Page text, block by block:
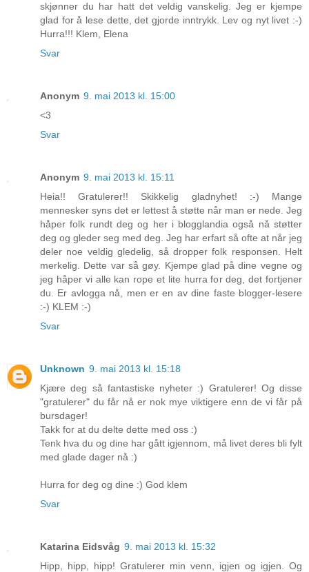
skjønner du har hatt det veldig vanskelig. Jeg er kjempe
glad for å lese dette, det gjorde inntrykk. Lev og nyt livet :-)
Hurra!!! Klem, Elena
Svar
Anonym 9. mai 2013 kl. 15:00
<3
Svar
Anonym 9. mai 2013 kl. 15:11
Heia!! Gratulerer!! Skikkelig gladnyhet! :-) Mange
mennesker syns det er lettest å støtte når man er nede. Jeg
håper folk rundt deg og her i blogglandia også nå støtter
deg og gleder seg med deg. Jeg har erfart så ofte at når jeg
deler noe veldig gledelig, så dropper folk responsen. Helt
merkelig. Dette var så gøy. Kjempe glad på dine vegne og
jeg håper vi alle kan rope et lite hurra for deg, det fortjener
du. Er avlogga nå, men er en av dine faste blogger-lesere
:-) KLEM :-)
Svar
Unknown 9. mai 2013 kl. 15:18
Kjære deg så fantastiske nyheter :) Gratulerer! Og disse
"gratulerer" du får nå er nok mye viktigere enn de vi får på
bursdager!
Takk for at du delte dette med oss :)
Tenk hva du og dine har gått igjennom, må livet deres bli fylt
med glade dager nå :)
Hurra for deg og dine :) God klem
Svar
Katarina Eidsvåg 9. mai 2013 kl. 15:32
Hipp, hipp, hipp! Gratulerer min venn, igjen og igjen. Og